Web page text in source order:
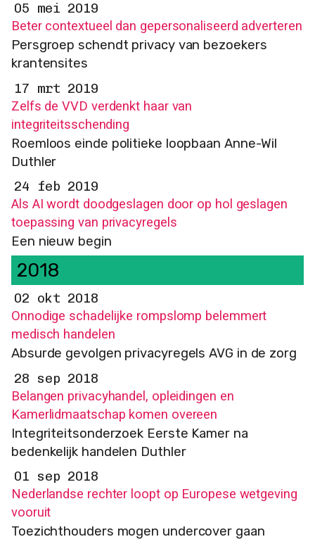
05 mei 2019
Beter contextueel dan gepersonaliseerd adverteren
Persgroep schendt privacy van bezoekers
krantensites
17 mrt 2019
Zelfs de VVD verdenkt haar van
integriteitsschending
Roemloos einde politieke loopbaan Anne-Wil
Duthler
24 feb 2019
Als AI wordt doodgeslagen door op hol geslagen
toepassing van privacyregels
Een nieuw begin
2018
02 okt 2018
Onnodige schadelijke rompslomp belemmert
medisch handelen
Absurde gevolgen privacyregels AVG in de zorg
28 sep 2018
Belangen privacyhandel, opleidingen en
Kamerlidmaatschap komen overeen
Integriteitsonderzoek Eerste Kamer na
bedenkelijk handelen Duthler
01 sep 2018
Nederlandse rechter loopt op Europese wetgeving
vooruit
Toezichthouders mogen undercover gaan